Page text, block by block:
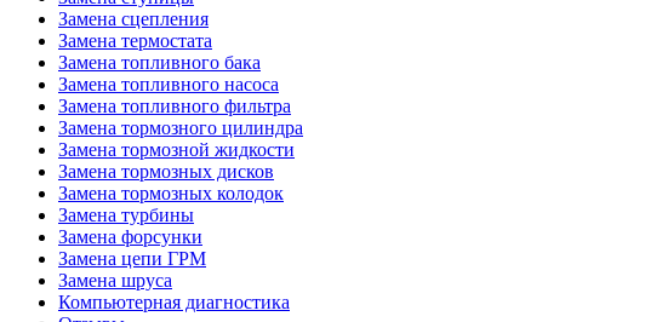
Замена сцепления
Замена термостата
Замена топливного бака
Замена топливного насоса
Замена топливного фильтра
Замена тормозного цилиндра
Замена тормозной жидкости
Замена тормозных дисков
Замена тормозных колодок
Замена турбины
Замена форсунки
Замена цепи ГРМ
Замена шруса
Компьютерная диагностика